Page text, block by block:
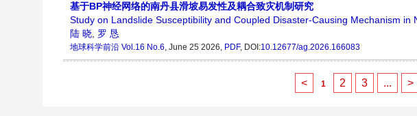
基于BP神经网络的南丹县滑坡易发性及耦合致灾机制研究
Study on Landslide Susceptibility and Coupled Disaster-Causing Mechanism
陆 晓, 罗 恳
地球科学前沿 Vol.16 No.6, June 25 2026, PDF, DOI:10.12677/ag.2026.166083
< 1 2 3 ... >